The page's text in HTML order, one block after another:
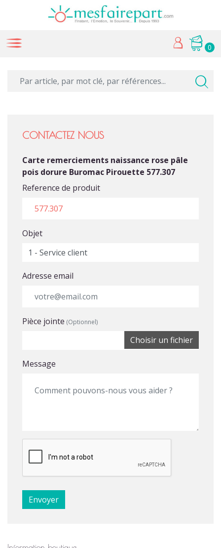
0
CONTACTEZ NOUS
Carte remerciements naissance rose pâle
pois dorure Buromac Pirouette 577.307
Reference de produit
Objet
Adresse email
Pièce jointe (Optionnel)
Message